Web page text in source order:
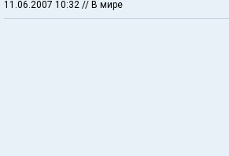
11.06.2007 10:32 // В мире